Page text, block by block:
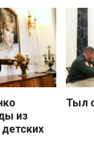
из
Тыл